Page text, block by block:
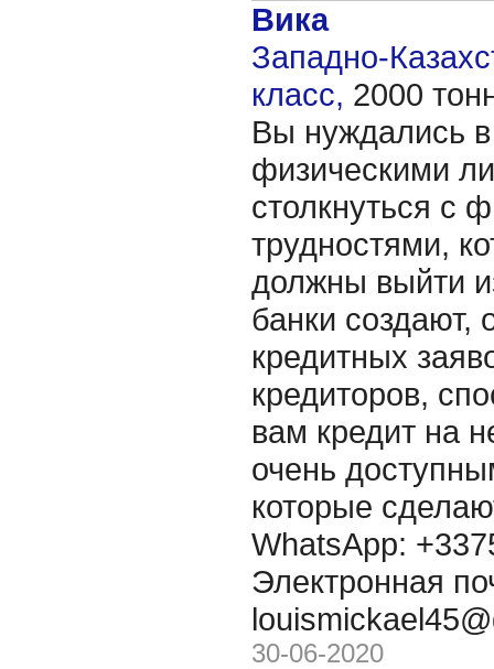
Вика
Западно-
класс, 2000
Вы нуждались
физическими
столкнуться с
трудностями,
должны выйти
банки
кредитных
кредиторов,
вам кредит на
очень
которые
WhatsApp:
Электронная
30-06-2020